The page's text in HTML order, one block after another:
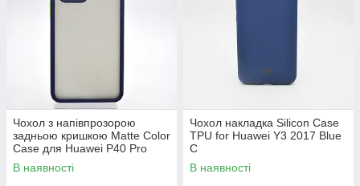
Чохол з напівпрозорою
задньою кришкою Matte Color
Case для Huawei P40 Pro
Blue/Синій
В наявності
Чохол накладка Silicon Case
TPU for Huawei Y3 2017 Blue
C
В наявності